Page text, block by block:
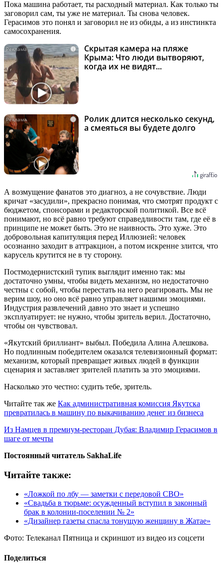
Пока машина работает, ты расходный материал. Как только ты
заговорил сам, ты уже не материал. Ты снова человек.
Герасимов это понял и заговорил не из обиды, а из инстинкта
самосохранения.
i
Скрытая камера на пляже
Крыма: Что люди вытворяют,
когда их не видят...
i
Ролик длится несколько секунд,
а смеяться вы будете долго
А возмущение фанатов это диагноз, а не сочувствие. Люди
кричат «засудили», прекрасно понимая, что смотрят продукт с
бюджетом, спонсорами и редакторской политикой. Все всё
понимают, но всё равно требуют справедливости там, где её в
принципе не может быть. Это не наивность. Это хуже. Это
добровольная капитуляция перед Иллюзией: человек
осознанно заходит в аттракцион, а потом искренне злится, что
карусель крутится не в ту сторону.
Постмодернистский тупик выглядит именно так: мы
достаточно умны, чтобы видеть механизм, но недостаточно
честны с собой, чтобы перестать на него реагировать. Мы не
верим шоу, но оно всё равно управляет нашими эмоциями.
Индустрия развлечений давно это знает и успешно
эксплуатирует: не нужно, чтобы зритель верил. Достаточно,
чтобы он чувствовал.
«Якутский бриллиант» выбыл. Победила Алина Алешкова.
Но подлинным победителем оказался телевизионный формат:
механизм, который превращает живых людей в функции
сценария и заставляет зрителей платить за это эмоциями.
Насколько это честно: судить тебе, зритель.
Читайте так же Как административная комиссия Якутска
превратилась в машину по выкачиванию денег из бизнеса
Из Намцев в премиум‑ресторан Дубая: Владимир Герасимов в
шаге от мечты
Постоянный читатель SakhaLife
Читайте также:
«Ложкой по лбу — заметки с передовой СВО»
«Свадьба в тюрьме: осужденный вступил в законный
брак в колонии-поселении № 2»
«Дизайнер газеты спасла тонущую женщину в Жатае»
Фото: Телеканал Пятница и скриншот из видео из соцсети
Поделиться